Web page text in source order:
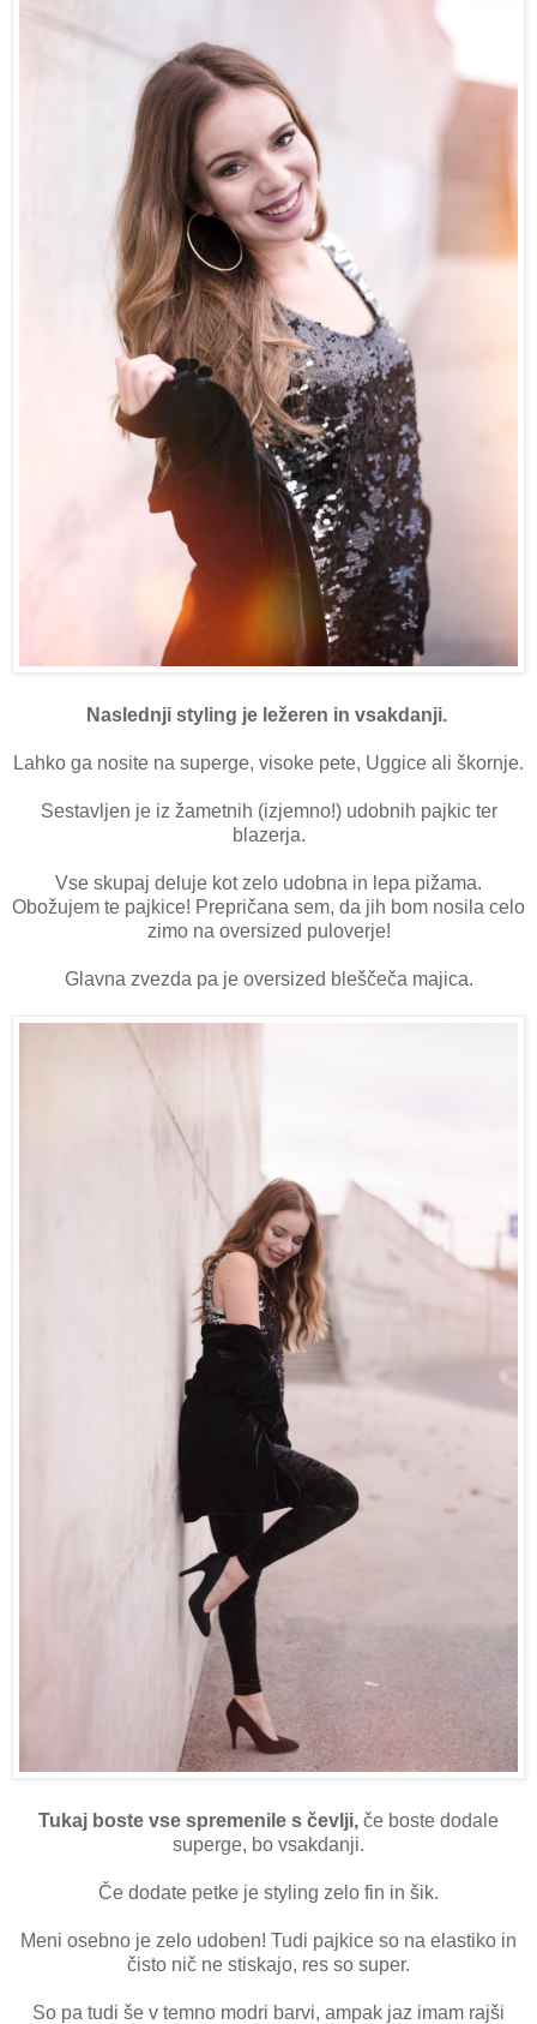
Naslednji styling je ležeren in vsakdanji.
Lahko ga nosite na superge, visoke pete, Uggice ali škornje.
Sestavljen je iz žametnih (izjemno!) udobnih pajkic ter
blazerja.
Vse skupaj deluje kot zelo udobna in lepa pižama.
Obožujem te pajkice! Prepričana sem, da jih bom nosila celo
zimo na oversized puloverje!
Glavna zvezda pa je oversized bleščeča majica.
Tukaj boste vse spremenile s čevlji, če boste dodale
superge, bo vsakdanji.
Če dodate petke je styling zelo fin in šik.
Meni osebno je zelo udoben! Tudi pajkice so na elastiko in
čisto nič ne stiskajo, res so super.
So pa tudi še v temno modri barvi, ampak jaz imam rajši